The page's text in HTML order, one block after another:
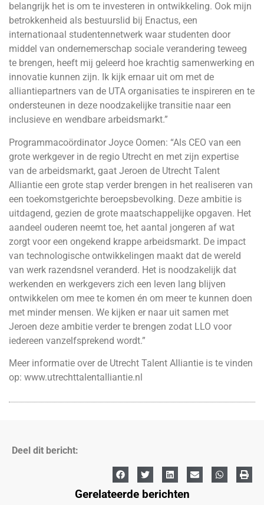
belangrijk het is om te investeren in ontwikkeling. Ook mijn
betrokkenheid als bestuurslid bij Enactus, een
internationaal studentennetwerk waar studenten door
middel van ondernemerschap sociale verandering teweeg
te brengen, heeft mij geleerd hoe krachtig samenwerking en
innovatie kunnen zijn. Ik kijk ernaar uit om met de
alliantiepartners van de UTA organisaties te inspireren en te
ondersteunen in deze noodzakelijke transitie naar een
inclusieve en wendbare arbeidsmarkt.”
Programmacoördinator Joyce Oomen: “Als CEO van een
grote werkgever in de regio Utrecht en met zijn expertise
van de arbeidsmarkt, gaat Jeroen de Utrecht Talent
Alliantie een grote stap verder brengen in het realiseren van
een toekomstgerichte beroepsbevolking. Deze ambitie is
uitdagend, gezien de grote maatschappelijke opgaven. Het
aandeel ouderen neemt toe, het aantal jongeren af wat
zorgt voor een ongekend krappe arbeidsmarkt. De impact
van technologische ontwikkelingen maakt dat de wereld
van werk razendsnel veranderd. Het is noodzakelijk dat
werkenden en werkgevers zich een leven lang blijven
ontwikkelen om mee te komen én om meer te kunnen doen
met minder mensen. We kijken er naar uit samen met
Jeroen deze ambitie verder te brengen zodat LLO voor
iedereen vanzelfsprekend wordt.”
Meer informatie over de Utrecht Talent Alliantie is te vinden
op: www.utrechttalentalliantie.nl
Deel dit bericht:
Gerelateerde berichten